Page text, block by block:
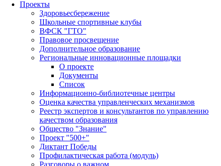
Проекты
Здоровьесбережение
Школьные спортивные клубы
ВФСК "ГТО"
Правовое просвещение
Дополнительное образование
Региональные инновационные площадки
О проекте
Документы
Список
Информационно-библиотечные центры
Оценка качества управленческих механизмов
Реестр экспертов и консультантов по управлению
качеством образования
Общество "Знание"
Проект "500+"
Диктант Победы
Профилактическая работа (модуль)
Разговоры о важном